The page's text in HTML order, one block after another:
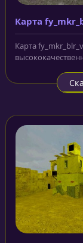
Карта
Карта
команды в...